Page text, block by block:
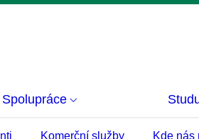
Spolupráce
Komerční služby Kde nás